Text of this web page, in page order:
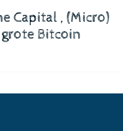
Capital , (Micro)
Bitcoin